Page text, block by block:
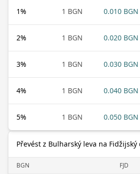
1% 1 BGN 0.010 BGN
2% 1 BGN 0.020 BGN
3% 1 BGN 0.030 BGN
4% 1 BGN 0.040 BGN
5% 1 BGN 0.050 BGN
Převést z Bulharský leva na Fidžijský
BGN FJD